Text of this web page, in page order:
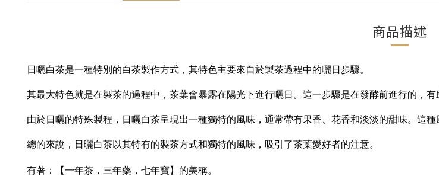
商品描述
日曬白茶是一種特別的白茶製作方式，其特色主要來自於製茶過程中的曬日步驟。
其最大特色就是在製茶的過程中，茶葉會暴露在陽光下進行曬日。這一步驟是在發酵前進行的，有
由於日曬的特殊製程，日曬白茶呈現出一種獨特的風味，通常帶有果香、花香和淡淡的甜味。這
總的來說，日曬白茶以其特有的製茶方式和獨特的風味，吸引了茶葉愛好者的注意。
有著：【一年茶，三年藥，七年寶】的美稱。